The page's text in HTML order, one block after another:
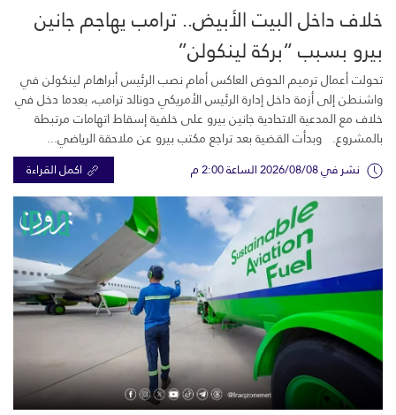
خلاف داخل البيت الأبيض.. ترامب يهاجم جانين
بيرو بسبب “بركة لينكولن”
تحولت أعمال ترميم الحوض العاكس أمام نصب الرئيس أبراهام لينكولن في
واشنطن إلى أزمة داخل إدارة الرئيس الأمريكي دونالد ترامب، بعدما دخل في
خلاف مع المدعية الاتحادية جانين بيرو على خلفية إسقاط اتهامات مرتبطة
بالمشروع. وبدأت القضية بعد تراجع مكتب بيرو عن ملاحقة الرياضي...
نشر في 2026/08/08 الساعة 2:00 م اكمل القراءة